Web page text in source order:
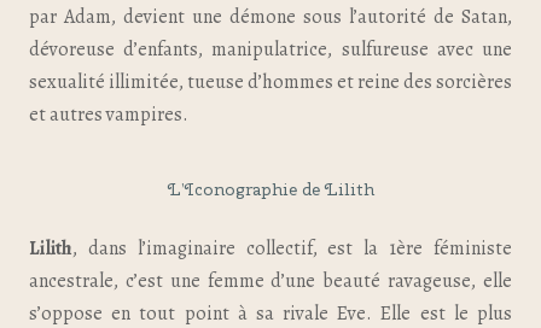
par Adam, devient une démone sous l’autorité de Satan,
dévoreuse d’enfants, manipulatrice, sulfureuse avec une
sexualité illimitée, tueuse d’hommes et reine des sorcières
et autres vampires.
L’Iconographie de Lilith
Lilith, dans l’imaginaire collectif, est la 1ère féministe
ancestrale, c’est une femme d’une beauté ravageuse, elle
s’oppose en tout point à sa rivale Eve. Elle est le plus